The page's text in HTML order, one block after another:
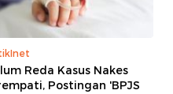
Reda Kasus Nakes
Postingan 'BPJS